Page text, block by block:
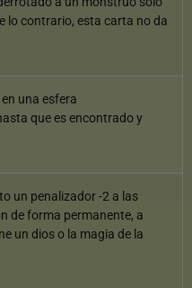
lo contrario, esta carta no da
una esfera
que es encontrado y
un penalizador -2 a las
de forma permanente, a
un dios o la magia de la